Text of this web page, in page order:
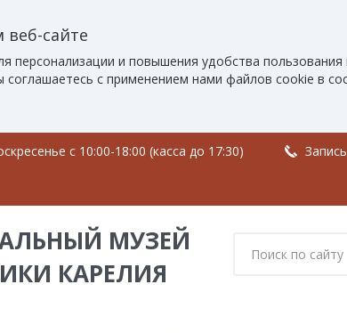
веб-сайте
персонализации и повышения удобства
с применением нами файлов cookie в
c 10:00-18:00 (касса до 17:30)
МУЗЕЙ
КАРЕЛИЯ